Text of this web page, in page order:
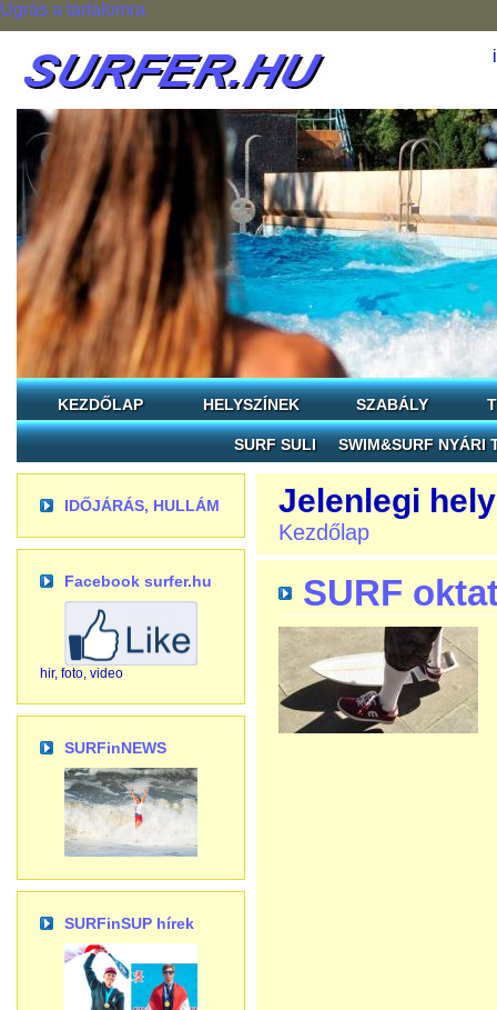
Ugrás a tartalomra
KEZDŐLAP HELYSZÍNEK SZABÁLY
SURF SULI SWIM&SURF NYÁRI
IDŐJÁRÁS, HULLÁM
Facebook surfer.hu
hir, foto, video
SURFinNEWS
SURFinSUP hírek
Jelenlegi hely
Kezdőlap
SURF